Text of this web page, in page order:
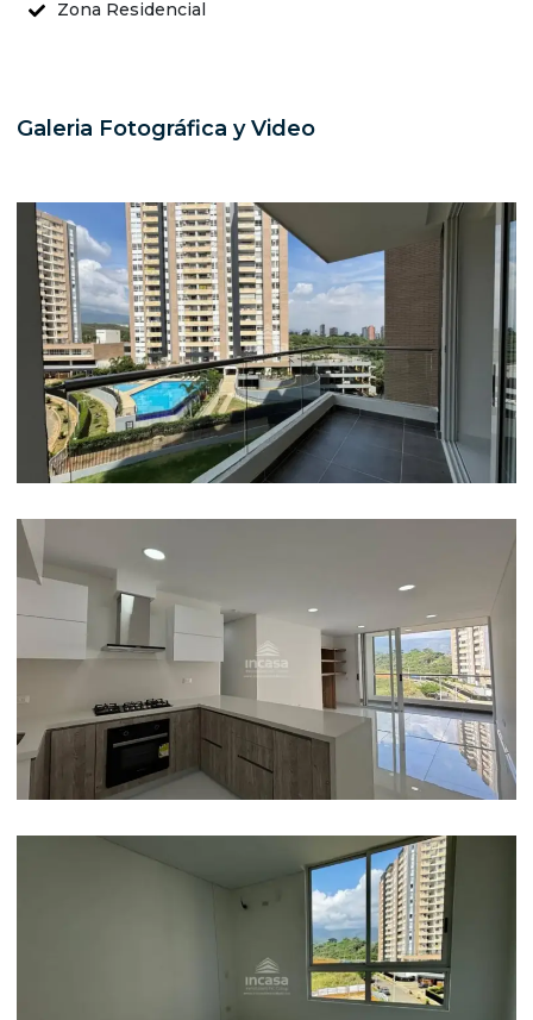
Zona Residencial
Galeria Fotográfica y Video